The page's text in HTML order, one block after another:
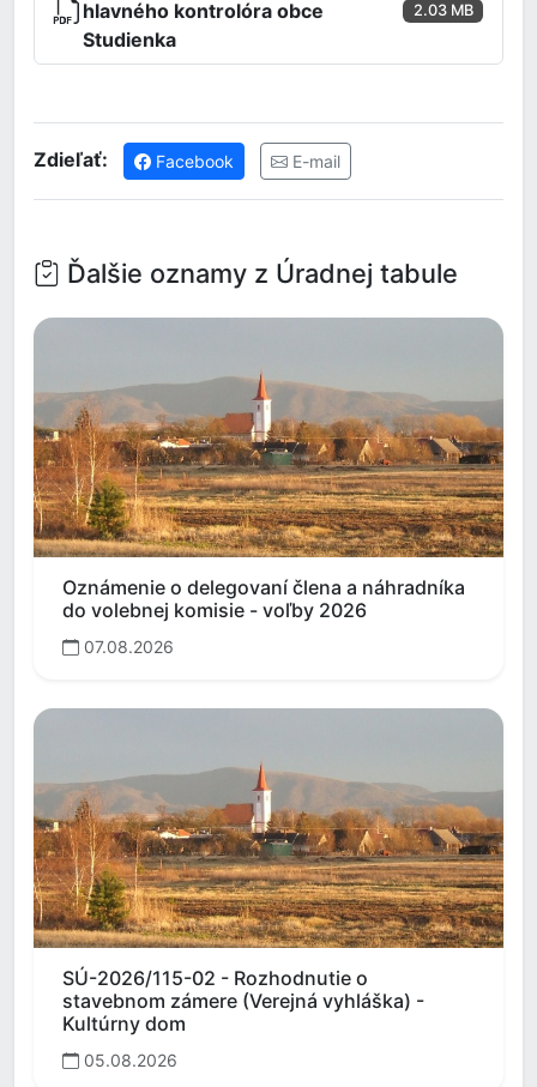
hlavného kontrolóra obce
Studienka
2.03 MB
Zdieľať: Facebook E-mail
Ďalšie oznamy z Úradnej tabule
Oznámenie o delegovaní člena a náhradníka
do volebnej komisie - voľby 2026
07.08.2026
SÚ-2026/115-02 - Rozhodnutie o
stavebnom zámere (Verejná vyhláška) -
Kultúrny dom
05.08.2026